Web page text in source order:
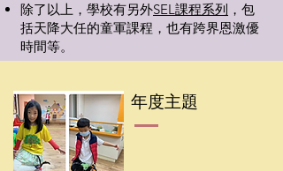
除了以上，學校有另外SEL課程系列 ，包
括天降大任的童軍課程，也有跨界恩激優
時間等。
​年度主題